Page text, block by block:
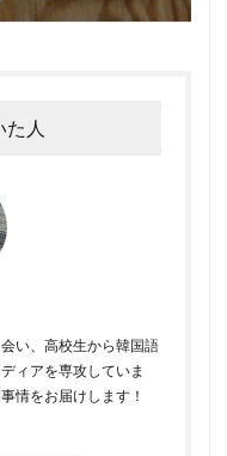
た人
い、高校生から韓国語
ィアを専攻していま
情をお届けします！